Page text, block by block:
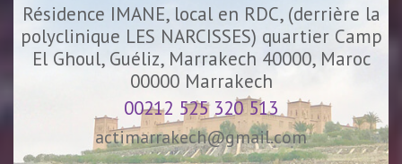
Résidence IMANE, local en RDC, (derrière la
polyclinique LES NARCISSES) quartier Camp
El Ghoul, Guéliz, Marrakech 40000, Maroc
00000 Marrakech
00212 525 320 513
actimarrakech@gmail.com